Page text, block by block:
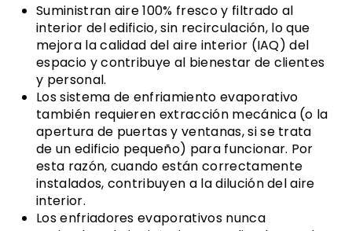
Suministran aire 100% fresco y filtrado al
interior del edificio, sin recirculación, lo que
mejora la calidad del aire interior (IAQ) del
espacio y contribuye al bienestar de clientes
y personal.
Los sistema de enfriamiento evaporativo
también requieren extracción mecánica (o la
apertura de puertas y ventanas, si se trata
de un edificio pequeño) para funcionar. Por
esta razón, cuando están correctamente
instalados, contribuyen a la dilución del aire
interior.
Los enfriadores evaporativos nunca